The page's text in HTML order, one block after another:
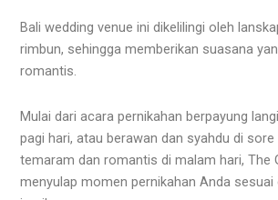
Bali wedding venue ini dikelilingi oleh
rimbun, sehingga memberikan suasana
romantis.
Mulai dari acara pernikahan berpayung
pagi hari, atau berawan dan syahdu di sore
temaram dan romantis di malam hari, The
menyulap momen pernikahan Anda sesuai